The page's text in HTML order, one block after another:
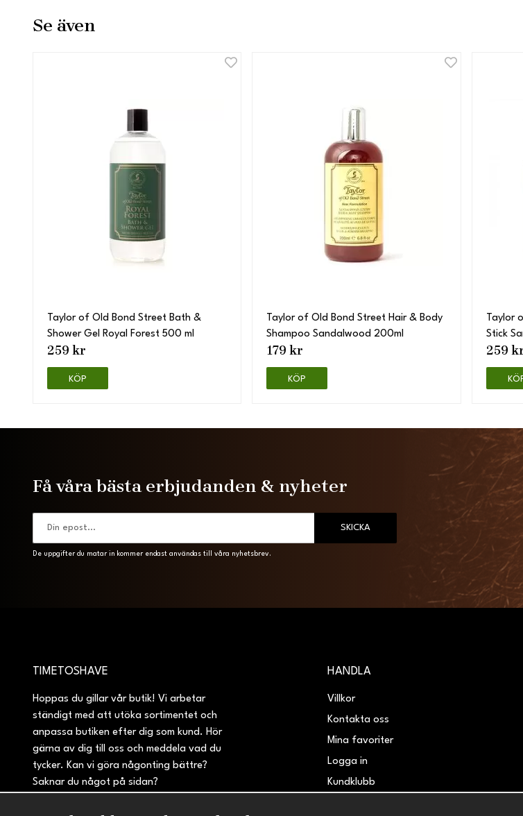
Se även
Taylor of Old Bond Street Bath &
Shower Gel Royal Forest 500 ml
259 kr
KÖP
Taylor of Old Bond Street Hair & Body
Shampoo Sandalwood 200ml
179 kr
KÖP
Taylor
Stick
259
Få våra bästa erbjudanden & nyheter
SKICKA
De uppgifter du matar in kommer endast användas till våra nyhetsbrev.
TIMETOSHAVE
Hoppas du gillar vår butik! Vi arbetar
ständigt med att utöka sortimentet och
anpassa butiken efter dig som kund. Hör
gärna av dig till oss och meddela vad du
tycker. Kan vi göra någonting bättre?
Saknar du något på sidan?
HANDLA
Villkor
Kontakta oss
Mina favoriter
Logga in
Kundklubb